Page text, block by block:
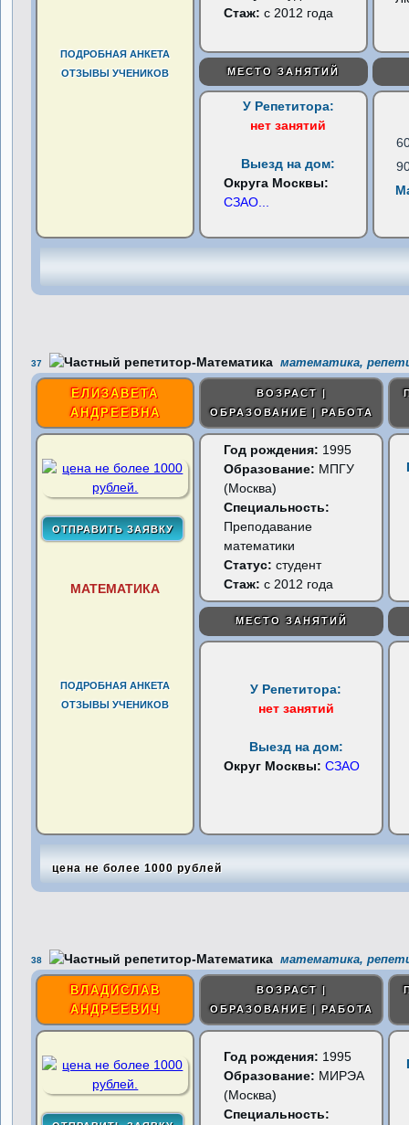
ПОДРОБНАЯ АНКЕТА
ОТЗЫВЫ УЧЕНИКОВ
Стаж: с 2012 года
МЕСТО ЗАНЯТИЙ
У Репетитора:
нет занятий
Выезд на дом:
Округа Москвы:
СЗАО
37 математика,
ЕЛИЗАВЕТА
АНДРЕЕВНА
ВОЗРАСТ |
ОБРАЗОВАНИЕ | РАБОТА
МАТЕМАТИКА
ПОДРОБНАЯ АНКЕТА
ОТЗЫВЫ УЧЕНИКОВ
Год рождения: 1995
Образование: МПГУ
(Москва)
Специальность:
Преподавание
математики
Статус:студент
Стаж: с 2012 года
МЕСТО ЗАНЯТИЙ
У Репетитора:
нет занятий
Выезд на дом:
Округ Москвы:СЗАО
цена не более 1000 рублей
38 математика,
ВЛАДИСЛАВ
АНДРЕЕВИЧ
ВОЗРАСТ |
ОБРАЗОВАНИЕ | РАБОТА
Год рождения: 1995
Образование: МИРЭА
(Москва)
Специальность: